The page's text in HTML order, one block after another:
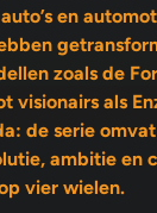
en
zoals de
en
de serie
ambitie en culturele
vier wielen.